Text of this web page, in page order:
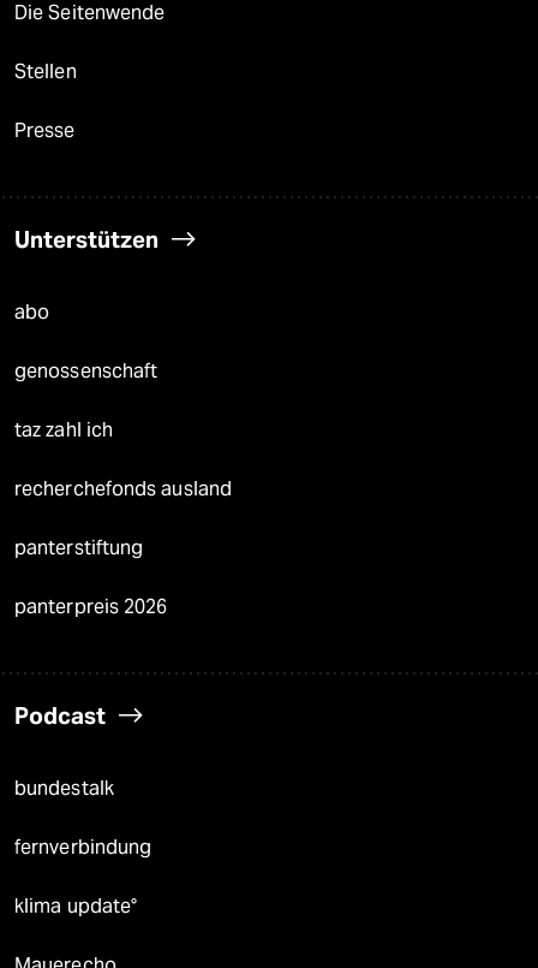
Die Seitenwende
Stellen
Presse
Unterstützen
abo
genossenschaft
taz zahl ich
recherchefonds ausland
panterstiftung
panterpreis 2026
Podcast
bundestalk
fernverbindung
klima update°